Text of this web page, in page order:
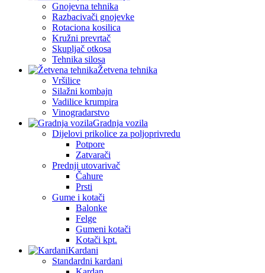
Gnojevna tehnika
Razbacivači gnojevke
Rotaciona kosilica
Kružni prevrtač
Skupljač otkosa
Tehnika silosa
Žetvena tehnika
Vršilice
Silažni kombajn
Vadilice krumpira
Vinogradarstvo
Gradnja vozila
Dijelovi prikolice za poljoprivredu
Potpore
Zatvarači
Prednji utovarivač
Čahure
Prsti
Gume i kotači
Balonke
Felge
Gumeni kotači
Kotači kpt.
Kardani
Standardni kardani